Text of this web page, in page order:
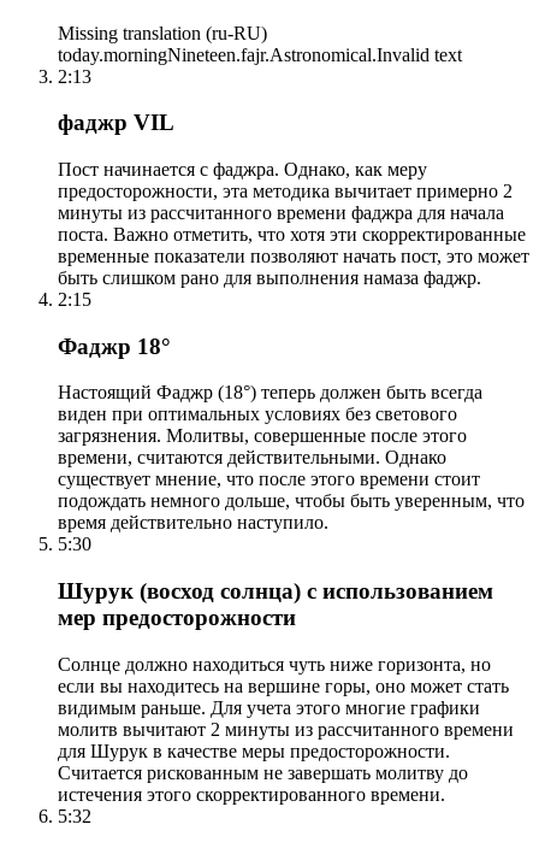
Missing translation (ru-RU)
today.morningNineteen.fajr.Astronomical.Invalid text
2:13
фаджр VIL
Пост начинается с фаджра. Однако, как меру
предосторожности, эта методика вычитает примерно 2
минуты из рассчитанного времени фаджра для начала
поста. Важно отметить, что хотя эти скорректированные
временные показатели позволяют начать пост, это может
быть слишком рано для выполнения намаза фаджр.
2:15
Фаджр 18°
Настоящий Фаджр (18°) теперь должен быть всегда
виден при оптимальных условиях без светового
загрязнения. Молитвы, совершенные после этого
времени, считаются действительными. Однако
существует мнение, что после этого времени стоит
подождать немного дольше, чтобы быть уверенным, что
время действительно наступило.
5:30
Шурук (восход солнца) с использованием
мер предосторожности
Солнце должно находиться чуть ниже горизонта, но
если вы находитесь на вершине горы, оно может стать
видимым раньше. Для учета этого многие графики
молитв вычитают 2 минуты из рассчитанного времени
для Шурук в качестве меры предосторожности.
Считается рискованным не завершать молитву до
истечения этого скорректированного времени.
5:32